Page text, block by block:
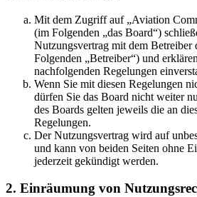
Mit dem Zugriff auf „Aviation
(im Folgenden „das Board“)
Nutzungsvertrag mit dem Betreiber
Folgenden „Betreiber“) und
nachfolgenden Regelungen
Wenn Sie mit diesen Regelungen
dürfen Sie das Board nicht weiter
des Boards gelten jeweils die an
Regelungen.
Der Nutzungsvertrag wird auf
und kann von beiden Seiten ohne
jederzeit gekündigt werden.
2. Einräumung von